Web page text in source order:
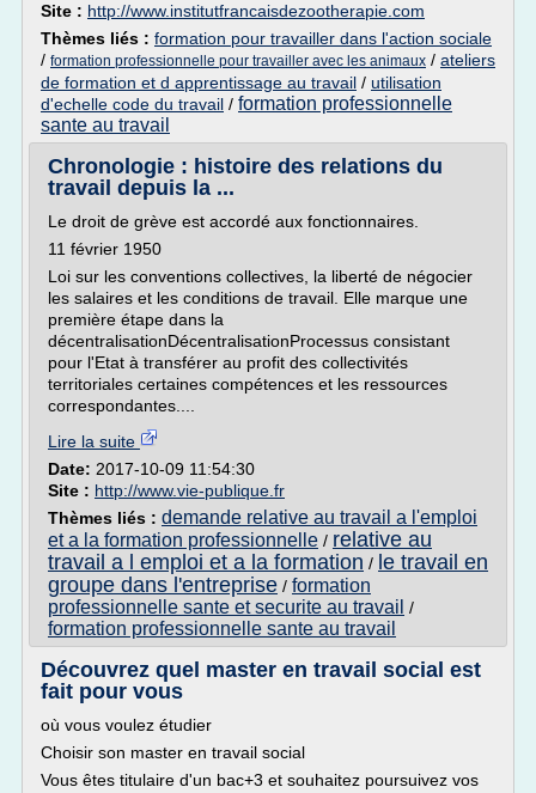
Site : http://www.institutfrancaisdezootherapie.com
Thèmes liés : formation pour travailler dans l'action sociale
/ formation professionnelle pour travailler avec les animaux / ateliers
de formation et d apprentissage au travail / utilisation
d'echelle code du travail / formation professionnelle
sante au travail
Chronologie : histoire des relations du
travail depuis la ...
Le droit de grève est accordé aux fonctionnaires.
11 février 1950
Loi sur les conventions collectives, la liberté de négocier
les salaires et les conditions de travail. Elle marque une
première étape dans la
décentralisationDécentralisationProcessus consistant
pour l'Etat à transférer au profit des collectivités
territoriales certaines compétences et les ressources
correspondantes....
Lire la suite
Date: 2017-10-09 11:54:30
Site : http://www.vie-publique.fr
Thèmes liés : demande relative au travail a l'emploi
et a la formation professionnelle / relative au
travail a l emploi et a la formation / le travail en
groupe dans l'entreprise / formation
professionnelle sante et securite au travail /
formation professionnelle sante au travail
Découvrez quel master en travail social est
fait pour vous
où vous voulez étudier
Choisir son master en travail social
Vous êtes titulaire d'un bac+3 et souhaitez poursuivez vos